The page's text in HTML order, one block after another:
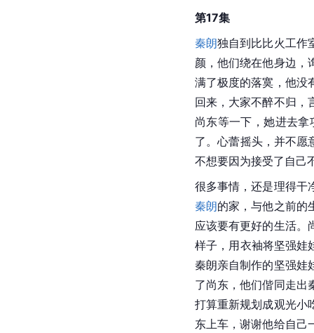
第17集
秦朗独自到比比火工作
颜，他们绕在他身边，
满了极度的落寞，他没
回来，大家不醉不归，
尚东等一下，她进去
了。心蕾摇头，并不愿
不想要因为接受了自己
很多事情，还是理得干
秦朗的家，与他之前的
应该要有更好的生活。
样子，用衣袖将坚强娃
秦朗亲自制作的坚强娃
了尚东，他们偕同走出
打算重新规划成观光小
东上车，谢谢他给自己